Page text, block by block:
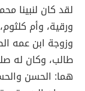
لقد كان لنبينا
ورقية، وأم كلثوم،
وزوجة ابن عمه
طالب، وكان له
هما: الحسن